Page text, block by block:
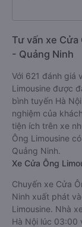
Tư vấn xe Cửa
- Quảng Ninh
Với 621 đánh giá
Limousine được
bình tuyến Hà
nghiệm của
tiện ích trên xe
Ông Limousine
Quảng Ninh.
Xe Cửa Ông
Chuyến xe Cửa
Ninh xuất phát
Limousine. Nhà
Hà Nội lúc 03:00